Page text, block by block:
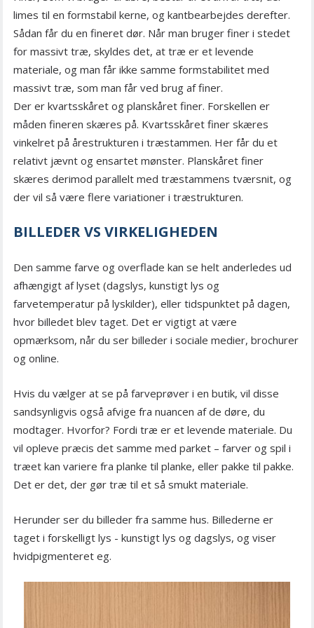
limes til en formstabil kerne, og kantbearbejdes derefter.
Sådan får du en fineret dør. Når man bruger finer i stedet
for massivt træ, skyldes det, at træ er et levende
materiale, og man får ikke samme formstabilitet med
massivt træ, som man får ved brug af finer.
Der er kvartsskåret og planskåret finer. Forskellen er
måden fineren skæres på. Kvartsskåret finer skæres
vinkelret på årestrukturen i træstammen. Her får du et
relativt jævnt og ensartet mønster. Planskåret finer
skæres derimod parallelt med træstammens tværsnit, og
der vil så være flere variationer i træstrukturen.
BILLEDER VS VIRKELIGHEDEN
Den samme farve og overflade kan se helt anderledes ud
afhængigt af lyset (dagslys, kunstigt lys og
farvetemperatur på lyskilder), eller tidspunktet på dagen,
hvor billedet blev taget. Det er vigtigt at være
opmærksom, når du ser billeder i sociale medier, brochurer
og online.
Hvis du vælger at se på farveprøver i en butik, vil disse
sandsynligvis også afvige fra nuancen af de døre, du
modtager. Hvorfor? Fordi træ er et levende materiale. Du
vil opleve præcis det samme med parket – farver og spil i
træet kan variere fra planke til planke, eller pakke til pakke.
Det er det, der gør træ til et så smukt materiale.
Herunder ser du billeder fra samme hus. Billederne er
taget i forskelligt lys - kunstigt lys og dagslys, og viser
hvidpigmenteret eg.